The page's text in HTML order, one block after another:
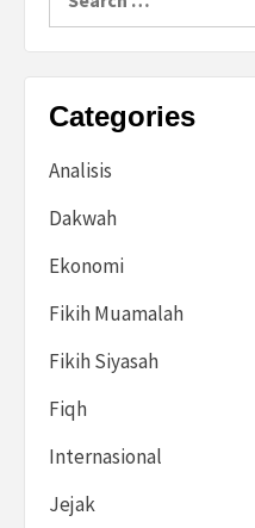
Categories
Analisis
Dakwah
Ekonomi
Fikih Muamalah
Fikih Siyasah
Fiqh
Internasional
Jejak